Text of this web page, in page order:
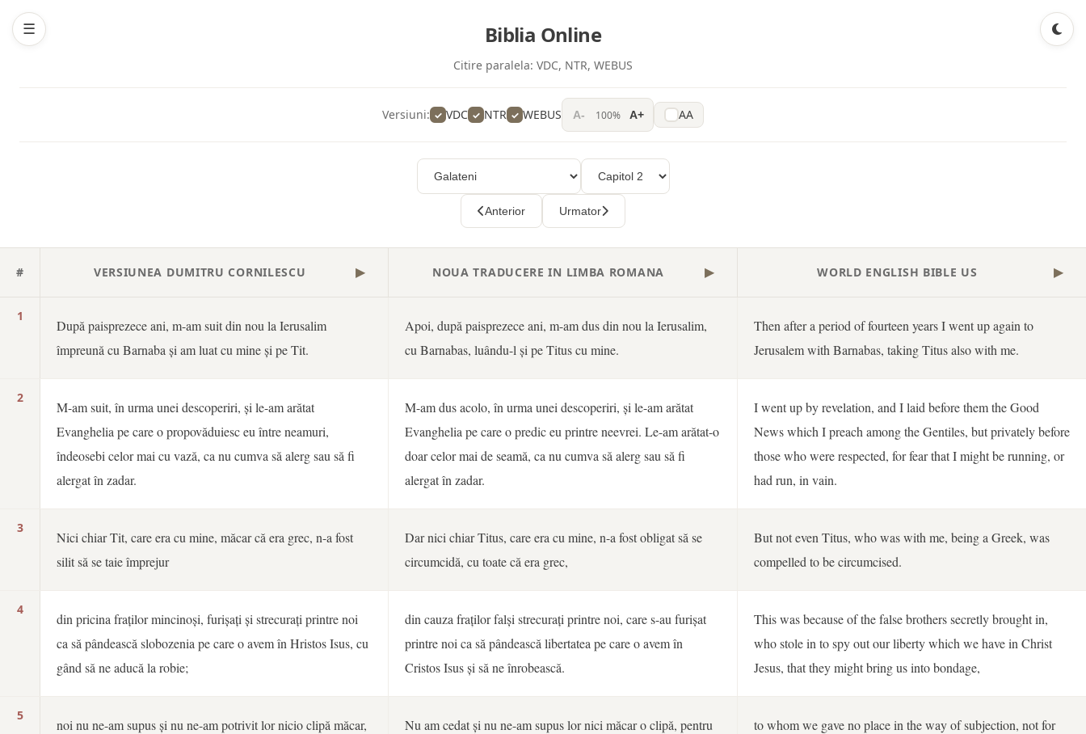
☰ Biblia Online
Citire paralela: VDC, NTR, WEBUS
Versiuni: VDC NTR WEBUS A- 100% A+ AA
Anterior Urmator
# VERSIUNEA DUMITRU CORNILESCU ▶ NOUA TRADUCERE IN LIMBA ROMANA ▶ WORLD ENGLISH BIBLE US ▶
1
După paisprezece ani, m-am suit din nou la Ierusalim
împreună cu Barnaba și am luat cu mine și pe Tit.
Apoi, după paisprezece ani, m-am dus din nou la Ierusalim,
cu Barnabas, luându-l și pe Titus cu mine.
Then after a period of fourteen years I went up again to
Jerusalem with Barnabas, taking Titus also with me.
2
M-am suit, în urma unei descoperiri, și le-am arătat
Evanghelia pe care o propovăduiesc eu între neamuri,
îndeosebi celor mai cu vază, ca nu cumva să alerg sau să fi
alergat în zadar.
M-am dus acolo, în urma unei descoperiri, și le-am arătat
Evanghelia pe care o predic eu printre neevrei. Le-am arătat-o
doar celor mai de seamă, ca nu cumva să alerg sau să fi
alergat în zadar.
I went up by revelation, and I laid before them the Good
News which I preach among the Gentiles, but privately before
those who were respected, for fear that I might be running, or
had run, in vain.
3
Nici chiar Tit, care era cu mine, măcar că era grec, n-a fost
silit să se taie împrejur
Dar nici chiar Titus, care era cu mine, n-a fost obligat să se
circumcidă, cu toate că era grec,
But not even Titus, who was with me, being a Greek, was
compelled to be circumcised.
4
din pricina fraților mincinoși, furișați și strecurați printre noi
ca să pândească slobozenia pe care o avem în Hristos Isus, cu
gând să ne aducă la robie;
din cauza fraților falși strecurați printre noi, care s-au furișat
printre noi ca să pândească libertatea pe care o avem în
Cristos Isus și să ne înrobească.
This was because of the false brothers secretly brought in,
who stole in to spy out our liberty which we have in Christ
Jesus, that they might bring us into bondage,
5
noi nu ne-am supus și nu ne-am potrivit lor nicio clipă măcar,
Nu am cedat și nu ne-am supus lor nici măcar o clipă, pentru
to whom we gave no place in the way of subjection, not for